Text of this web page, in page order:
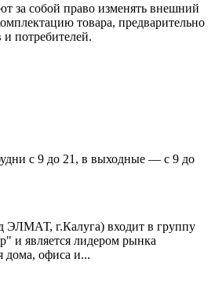
за собой право изменять внешний
товара, предварительно
потребителей.
с 9 до 21, в выходные — с 9 до
г.Калуга) входит в группу
и является лидером рынка
дома, офиса и...